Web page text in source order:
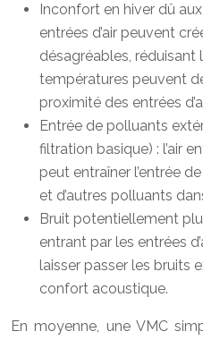
Inconfort en hiver dû
entrées d’air peuvent
désagréables,
températures peuvent
proximité des entrées
Entrée de polluants
filtration basique) : l’air
peut entraîner l’entrée
et d’autres polluants
Bruit potentiellement
entrant par les entrées
laisser passer les bruits
confort acoustique.
En moyenne, une VMC